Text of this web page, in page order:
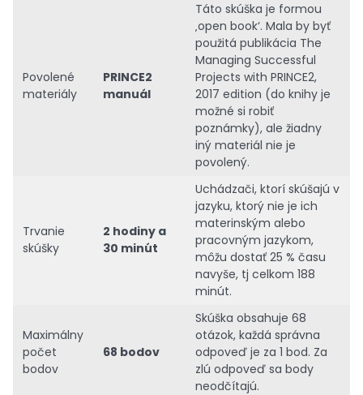
Povolené
materiály
PRINCE2
manuál
Táto skúška je formou
‚open book‘. Mala by byť
použitá publikácia The
Managing Successful
Projects with PRINCE2,
2017 edition (do knihy je
možné si robiť
poznámky), ale žiadny
iný materiál nie je
povolený.
Trvanie
skúšky
2 hodiny a
30 minút
Uchádzači, ktorí skúšajú v
jazyku, ktorý nie je ich
materinským alebo
pracovným jazykom,
môžu dostať 25 % času
navyše, tj celkom 188
minút.
Maximálny
počet
bodov
68 bodov
Skúška obsahuje 68
otázok, každá správna
odpoveď je za 1 bod. Za
zlú odpoveď sa body
neodčítajú.